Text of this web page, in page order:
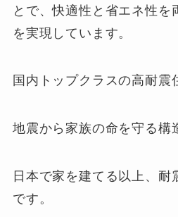
とで、快適性と省エネ性を
を実現しています。
国内トップクラスの高耐震
地震から家族の命を守る構
日本で家を建てる以上、耐
です。